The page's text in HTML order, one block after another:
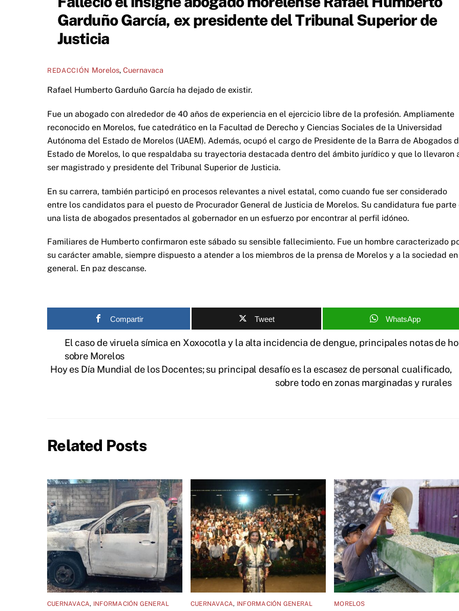
Garduño García, ex presidente del Tribunal Superior de
Justicia
REDACCIÓN Morelos, Cuernavaca
Rafael Humberto Garduño García ha dejado de existir.
Fue un abogado con alrededor de 40 años de experiencia en el ejercicio libre de la profesión. Ampliamente
reconocido en Morelos, fue catedrático en la Facultad de Derecho y Ciencias Sociales de la Universidad
Autónoma del Estado de Morelos (UAEM). Además, ocupó el cargo de Presidente de la Barra de Abogados
Estado de Morelos, lo que respaldaba su trayectoria destacada dentro del ámbito jurídico y que lo llevaron
ser magistrado y presidente del Tribunal Superior de Justicia.
En su carrera, también participó en procesos relevantes a nivel estatal, como cuando fue ser considerado
entre los candidatos para el puesto de Procurador General de Justicia de Morelos. Su candidatura fue parte
una lista de abogados presentados al gobernador en un esfuerzo por encontrar al perfil idóneo.
Familiares de Humberto confirmaron este sábado su sensible fallecimiento. Fue un hombre caracterizado
su carácter amable, siempre dispuesto a atender a los miembros de la prensa de Morelos y a la sociedad en
general. En paz descanse.​
Compartir Tweet WhatsApp
El caso de viruela símica en Xoxocotla y la alta incidencia de dengue, principales notas de
sobre Morelos
Hoy es Día Mundial de los Docentes; su principal desafío es la escasez de personal cualificado,
sobre todo en zonas marginadas y rurales
Related Posts
CUERNAVACA, INFORMACIÓN GENERAL CUERNAVACA, INFORMACIÓN GENERAL MORELOS